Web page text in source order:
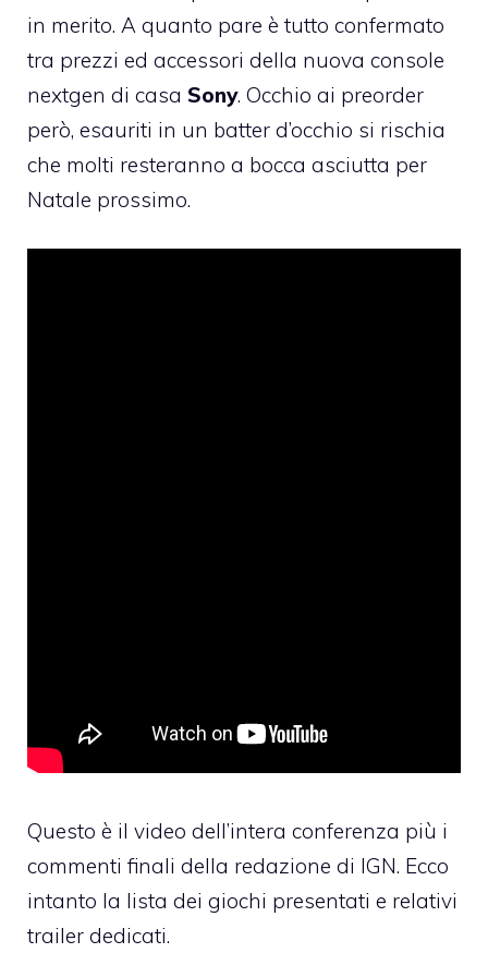
in merito. A quanto pare è tutto confermato
tra prezzi ed accessori della nuova console
nextgen di casa Sony. Occhio ai preorder
però, esauriti in un batter d’occhio si rischia
che molti resteranno a bocca asciutta per
Natale prossimo.
Questo è il video dell’intera conferenza più i
commenti finali della redazione di IGN. Ecco
intanto la lista dei giochi presentati e relativi
trailer dedicati.